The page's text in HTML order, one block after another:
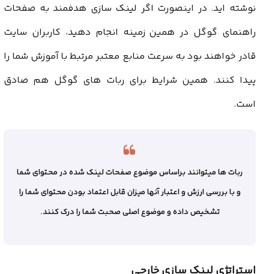
نوشته اید. در اینصورت اگر لینک سازی هدفمند به صفحات
راهنمای گوگل در همین زمینه انجام دهید، کاربران سایت
قادر خواهند بود به سرعت منابع معتبر مرتبط با آموزش شما را
پیدا کنند. همین شرایط برای ربات های گوگل هم صادق
است.
ربات ها میتوانند براساس موضوع صفحات لینک شده در محتوای شما
و با بررسی ارزش و اعتبار آنها میزان قابل اعتماد بودن محتوای شما را
تشخیص داده و موضوع اصلی صحبت شما را درک کنند.